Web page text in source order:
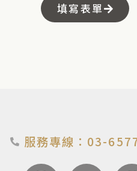
填寫表單
服務專線：03-